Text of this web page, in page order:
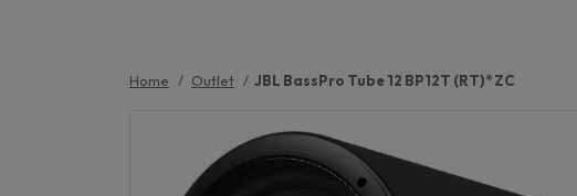
Home Outlet JBL BassPro Tube 12 BP12T (RT)* ZC